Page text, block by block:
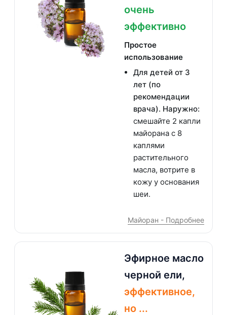
очень
эффективно
Простое
использование
Для детей от 3
лет (по
рекомендации
врача). Наружно:
смешайте 2 капли
майорана с 8
каплями
растительного
масла, вотрите в
кожу у основания
шеи.
Майоран - Подробнее
Эфирное масло
черной ели,
эффективное,
но ...